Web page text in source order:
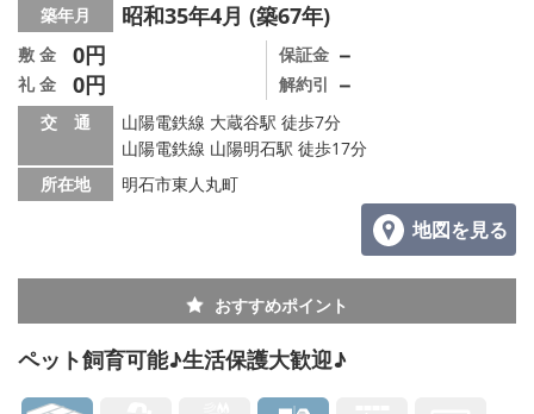
メールでお問い合わせ
築年月 昭和35年4月 (築67年)
敷 金 0円
礼 金 0円
保証金 －
解約引 －
交 通
山陽電鉄線 大蔵谷駅 徒歩7分
山陽電鉄線 山陽明石駅 徒歩17分
所在地
明石市東人丸町
地図を見る
おすすめポイント
ペット飼育可能♪生活保護大歓迎♪